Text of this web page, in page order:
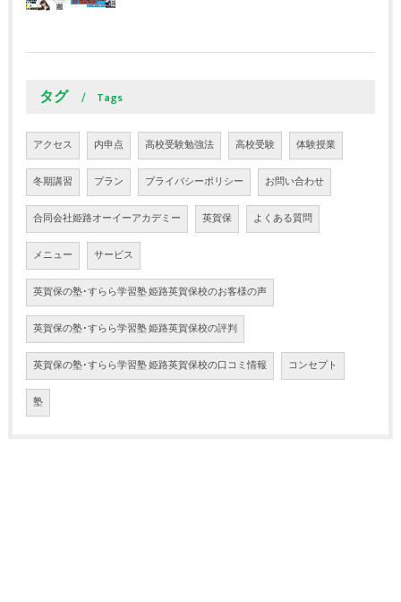
タグ Tags
アクセス 内申点 高校受験勉強法 高校受験 体験授業
冬期講習 プラン プライバシーポリシー お問い合わせ
合同会社姫路オーイーアカデミー 英賀保 よくある質問
メニュー サービス
英賀保の塾･すらら学習塾 姫路英賀保校のお客様の声
英賀保の塾･すらら学習塾 姫路英賀保校の評判
英賀保の塾･すらら学習塾 姫路英賀保校の口コミ情報 コンセプト
塾